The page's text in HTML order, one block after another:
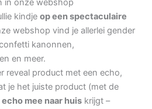
in onze webshop
kindje op een spectaculaire
webshop vind je allerlei gender
kanonnen,
en meer.
reveal product met een echo,
je het juiste product (met de
mee naar huis krijgt –